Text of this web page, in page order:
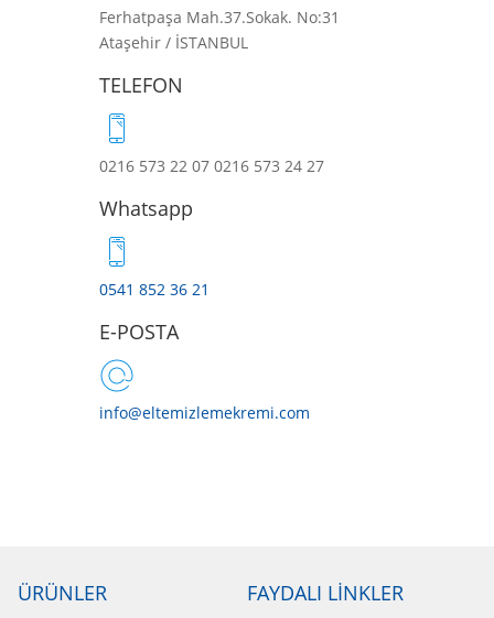
Ferhatpaşa Mah.37.Sokak. No:31
Ataşehir / İSTANBUL
TELEFON
0216 573 22 07 0216 573 24 27
Whatsapp
0541 852 36 21
E-POSTA
info@eltemizlemekremi.com
ÜRÜNLER FAYDALI LİNKLER